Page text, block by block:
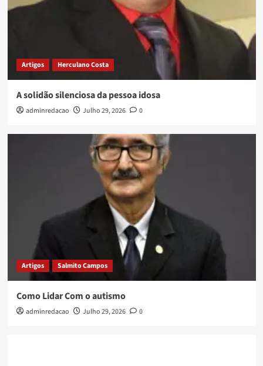
Artigos Herculano Costa
A solidão silenciosa da pessoa idosa
adminredacao Julho 29, 2026 0
Artigos Salmito Campos
Como Lidar Com o autismo
adminredacao Julho 29, 2026 0